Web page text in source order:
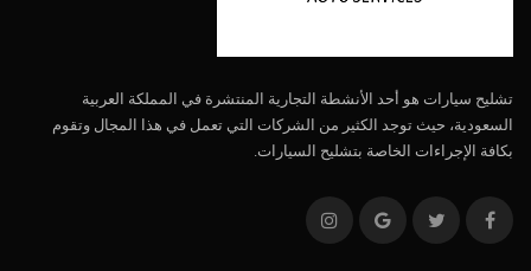
تشليح سيارات هو أحد الأنشطة التجارية المنتشرة في المملكة العربية
السعودية، حيث توجد الكثير من الشركات التي تعمل في هذا المجال وتقوم
بكافة الإجراءات الخاصة بتشليح السيارات.